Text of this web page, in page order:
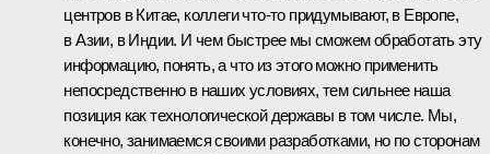
центров в Китае, коллеги что-то придумывают, в Европе,
в Азии, в Индии. И чем быстрее мы сможем обработать эту
информацию, понять, а что из этого можно применить
непосредственно в наших условиях, тем сильнее наша
позиция как технологической державы в том числе. Мы,
конечно, занимаемся своими разработками, но по сторонам